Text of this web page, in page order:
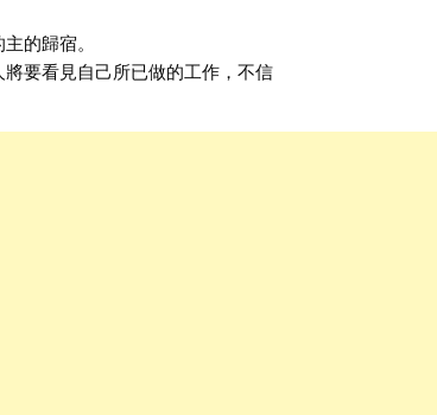
的歸宿。
要看見自己所已做的工作，不信